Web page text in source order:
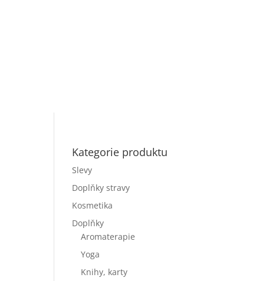
Kategorie produktu
Slevy
Doplňky stravy
Kosmetika
Doplňky
Aromaterapie
Yoga
Knihy, karty